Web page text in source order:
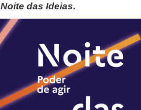
Noite das Ideias.